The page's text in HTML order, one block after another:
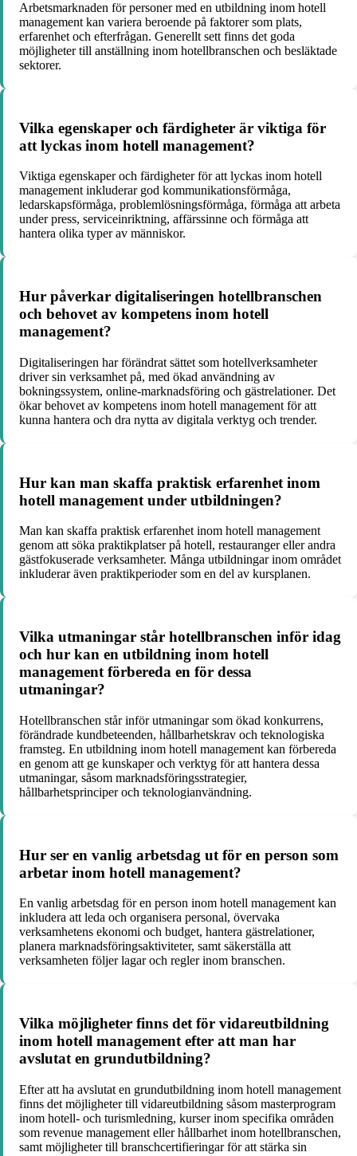
Arbetsmarknaden för personer med en utbildning inom hotell
management kan variera beroende på faktorer som plats,
erfarenhet och efterfrågan. Generellt sett finns det goda
möjligheter till anställning inom hotellbranschen och besläktade
sektorer.
Vilka egenskaper och färdigheter är viktiga för
att lyckas inom hotell management?
Viktiga egenskaper och färdigheter för att lyckas inom hotell
management inkluderar god kommunikationsförmåga,
ledarskapsförmåga, problemlösningsförmåga, förmåga att arbeta
under press, serviceinriktning, affärssinne och förmåga att
hantera olika typer av människor.
Hur påverkar digitaliseringen hotellbranschen
och behovet av kompetens inom hotell
management?
Digitaliseringen har förändrat sättet som hotellverksamheter
driver sin verksamhet på, med ökad användning av
bokningssystem, online-marknadsföring och gästrelationer. Det
ökar behovet av kompetens inom hotell management för att
kunna hantera och dra nytta av digitala verktyg och trender.
Hur kan man skaffa praktisk erfarenhet inom
hotell management under utbildningen?
Man kan skaffa praktisk erfarenhet inom hotell management
genom att söka praktikplatser på hotell, restauranger eller andra
gästfokuserade verksamheter. Många utbildningar inom området
inkluderar även praktikperioder som en del av kursplanen.
Vilka utmaningar står hotellbranschen inför idag
och hur kan en utbildning inom hotell
management förbereda en för dessa
utmaningar?
Hotellbranschen står inför utmaningar som ökad konkurrens,
förändrade kundbeteenden, hållbarhetskrav och teknologiska
framsteg. En utbildning inom hotell management kan förbereda
en genom att ge kunskaper och verktyg för att hantera dessa
utmaningar, såsom marknadsföringsstrategier,
hållbarhetsprinciper och teknologianvändning.
Hur ser en vanlig arbetsdag ut för en person som
arbetar inom hotell management?
En vanlig arbetsdag för en person inom hotell management kan
inkludera att leda och organisera personal, övervaka
verksamhetens ekonomi och budget, hantera gästrelationer,
planera marknadsföringsaktiviteter, samt säkerställa att
verksamheten följer lagar och regler inom branschen.
Vilka möjligheter finns det för vidareutbildning
inom hotell management efter att man har
avslutat en grundutbildning?
Efter att ha avslutat en grundutbildning inom hotell management
finns det möjligheter till vidareutbildning såsom masterprogram
inom hotell- och turismledning, kurser inom specifika områden
som revenue management eller hållbarhet inom hotellbranschen,
samt möjligheter till branschcertifieringar för att stärka sin